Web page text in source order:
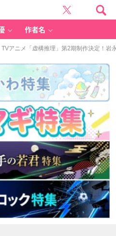
作者名
アニメ「虚構推理」第2期制作決定！岩